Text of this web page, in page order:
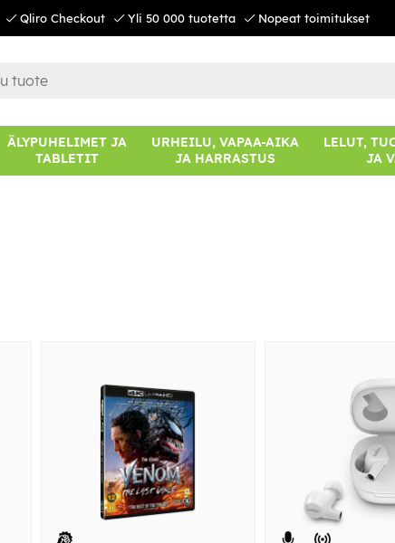
Qliro Checkout Yli 50 000 tuotetta Nopeat toimitukset
ÄLYPUHELIMET JA
TABLETIT
URHEILU, VAPAA-AIKA
JA HARRASTUS
LELUT,
JA